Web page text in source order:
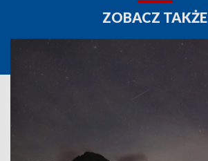
ZOBACZ TAKŻE